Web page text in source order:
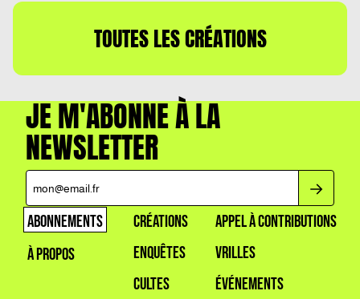
TOUTES LES CRÉATIONS
JE M'ABONNE À LA
NEWSLETTER
ABONNEMENTS
À PROPOS
CRÉATIONS
ENQUÊTES
CULTES
APPEL À CONTRIBUTIONS
VRILLES
ÉVÉNEMENTS